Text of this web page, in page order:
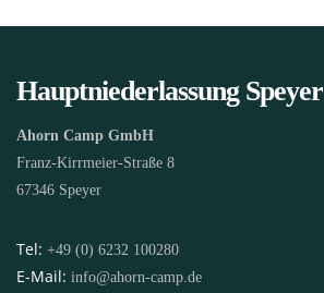
Hauptniederlassung Speyer
Ahorn Camp GmbH
Franz-Kirrmeier-Straße 8
67346 Speyer
Tel: +49 (0) 6232 100280
E-Mail: info@ahorn-camp.de